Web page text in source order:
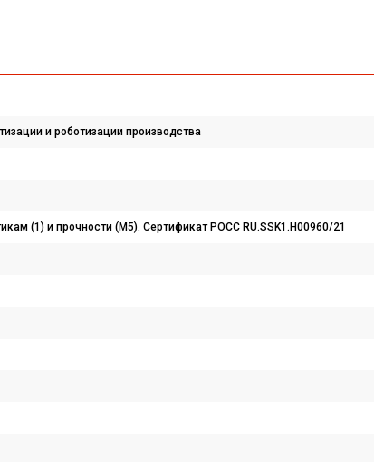
и роботизации производства
(1) и прочности (М5). Сертификат POCC RU.SSK1.H00960/21